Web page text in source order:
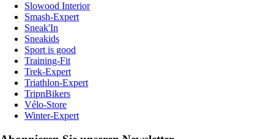
Slowood Interior
Smash-Expert
Sneak'In
Sneakids
Sport is good
Training-Fit
Trek-Expert
Triathlon-Expert
TripnBikers
Vélo-Store
Winter-Expert